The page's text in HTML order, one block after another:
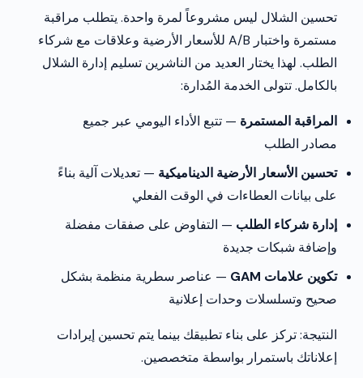
تحسين الشلال ليس مشروعاً لمرة واحدة. يتطلب مراقبة
مستمرة واختبار A/B للأسعار الأرضية وعلاقات مع شركاء
الطلب. لهذا يختار العديد من الناشرين تسليم إدارة الشلال
بالكامل. تتولى الخدمة المُدارة:
المراقبة المستمرة — تتبع الأداء اليومي عبر جميع
مصادر الطلب
تحسين الأسعار الأرضية الديناميكية — تعديلات آلية بناءً
على بيانات العطاءات في الوقت الفعلي
إدارة شركاء الطلب — التفاوض على صفقات مفضلة
وإضافة شبكات جديدة
تكوين علامات GAM
— عناصر سطرية منظمة بشكل
صحيح وتسلسلات وحدات إعلانية
النتيجة: تركز على بناء تطبيقك بينما يتم تحسين إيرادات
إعلاناتك باستمرار بواسطة متخصصين.